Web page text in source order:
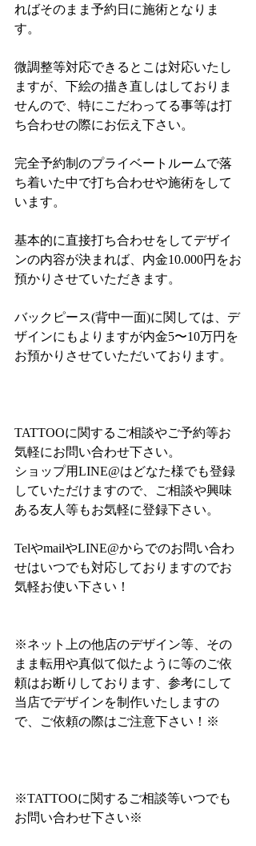
ればそのまま予約日に施術となりま
す。
微調整等対応できるとこは対応いたし
ますが、下絵の描き直しはしておりま
せんので、特にこだわってる事等は打
ち合わせの際にお伝え下さい。
完全予約制のプライベートルームで落
ち着いた中で打ち合わせや施術をして
います。
基本的に直接打ち合わせをしてデザイ
ンの内容が決まれば、内金10.000円をお
預かりさせていただきます。
バックピース(背中一面)に関しては、デ
ザインにもよりますが内金5〜10万円を
お預かりさせていただいております。
TATTOOに関するご相談やご予約等お
気軽にお問い合わせ下さい。
ショップ用LINE@はどなた様でも登録
していただけますので、ご相談や興味
ある友人等もお気軽に登録下さい。
TelやmailやLINE@からでのお問い合わ
せはいつでも対応しておりますのでお
気軽お使い下さい！
※ネット上の他店のデザイン等、その
まま転用や真似て似たように等のご依
頼はお断りしております、参考にして
当店でデザインを制作いたしますの
で、ご依頼の際はご注意下さい！※
※TATTOOに関するご相談等いつでも
お問い合わせ下さい※